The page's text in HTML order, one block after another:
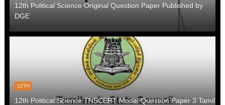
12th Political Science Original Question Paper Published by
DGE
12TH
12th Political Science TNSCERT Model Question Paper 3 Tamil